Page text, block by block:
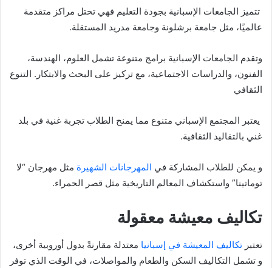
تتميز الجامعات الإسبانية بجودة التعليم فهي تحتل مراكز متقدمة
عالميًا، مثل جامعة برشلونة وجامعة مدريد المستقلة.
وتقدم الجامعات الإسبانية برامج متنوعة تشمل العلوم، الهندسة،
الفنون، والدراسات الاجتماعية، مع تركيز على البحث والابتكار. التنوع
الثقافي
يعتبر المجتمع الإسباني متنوع مما يمنح الطلاب تجربة غنية في بلد
غني بالتقاليد الثقافية.
و يمكن للطلاب المشاركة في المهرجانات الشهيرة مثل مهرجان “لا
توماتينا” واستكشاف المعالم التاريخية مثل قصر الحمراء.
تكاليف معيشة معقولة
تعتبر تكاليف المعيشة في إسبانيا معتدلة مقارنةً بدول أوروبية أخرى،
و تشمل التكاليف السكن والطعام والمواصلات، في الوقت الذي توفر